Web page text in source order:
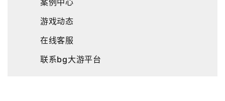
游戏动态
在线客服
联系bg大游平台